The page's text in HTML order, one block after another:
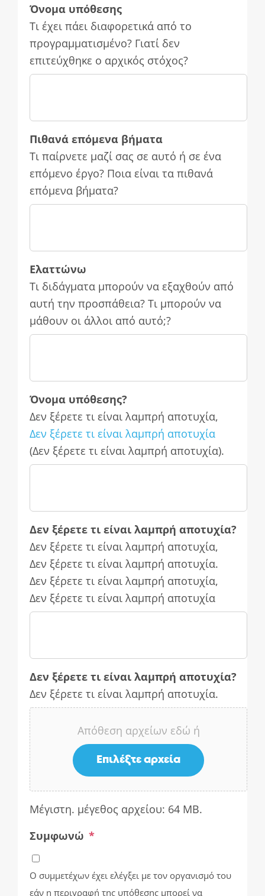
Όνομα υπόθεσης
Τι έχει πάει διαφορετικά από το
προγραμματισμένο? Γιατί δεν
επιτεύχθηκε ο αρχικός στόχος?
Πιθανά επόμενα βήματα
Τι παίρνετε μαζί σας σε αυτό ή σε ένα
επόμενο έργο? Ποια είναι τα πιθανά
επόμενα βήματα?
Ελαττώνω
Τι διδάγματα μπορούν να εξαχθούν από
αυτή την προσπάθεια? Τι μπορούν να
μάθουν οι άλλοι από αυτό;?
Όνομα υπόθεσης?
Δεν ξέρετε τι είναι λαμπρή αποτυχία,
Δεν ξέρετε τι είναι λαμπρή αποτυχία
(Δεν ξέρετε τι είναι λαμπρή αποτυχία).
Δεν ξέρετε τι είναι λαμπρή αποτυχία?
Δεν ξέρετε τι είναι λαμπρή αποτυχία,
Δεν ξέρετε τι είναι λαμπρή αποτυχία.
Δεν ξέρετε τι είναι λαμπρή αποτυχία,
Δεν ξέρετε τι είναι λαμπρή αποτυχία
Δεν ξέρετε τι είναι λαμπρή αποτυχία?
Δεν ξέρετε τι είναι λαμπρή αποτυχία.
Απόθεση αρχείων εδώ ή
Επιλέξτε αρχεία
Μέγιστη. μέγεθος αρχείου: 64 MB.
Συμφωνώ *
Ο συμμετέχων έχει ελέγξει με τον οργανισμό του
εάν η περιγραφή της υπόθεσης μπορεί να